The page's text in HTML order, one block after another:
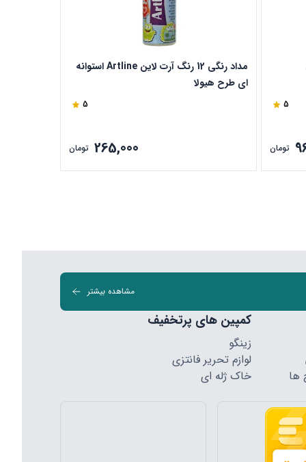
5
تومان
مداد رنگی 12 رنگ آرت لاین Artline استوانه
ای طرح هیولا
5
265,000 تومان
مشاهده بیشتر
ها
کمپین های پرتخفیف
زینگو
لوازم تحریر فانتزی
خاک ژله ای